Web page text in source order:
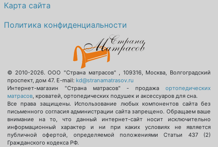
Карта сайта
Политика конфиденциальности
© 2010-2026.ООО "Страна матрасов" , 109316, Москва, Волгоградский
проспект, дом 47. E-mail: kd@stranamatrasov.ru
Интернет-магазин "Страна матрасов" - продажа ортопедических
матрасов, кроватей, ортопедических подушек и аксессуаров для сна.
Все права защищены. Использование любых компонентов сайта без
письменного согласия администрации сайта запрещено. Обращаем ваше
внимание на то, что данный интернет-сайт носит исключительно
информационный характер и ни при каких условиях не является
публичной офертой, определяемой положениями Статьи 437 (2)
Гражданского кодекса РФ.